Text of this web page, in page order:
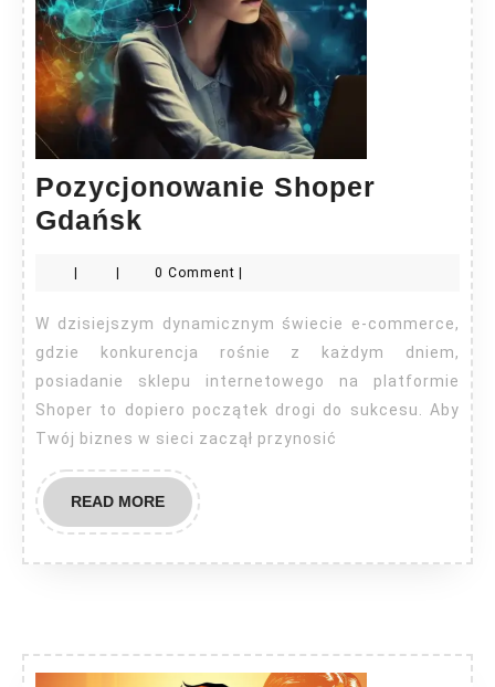
Pozycjonowanie Shoper
Gdańsk
Gdańsk
| | 0 Comment |
W dzisiejszym dynamicznym świecie e-commerce,
gdzie konkurencja rośnie z każdym dniem,
posiadanie sklepu internetowego na platformie
Shoper to dopiero początek drogi do sukcesu. Aby
Twój biznes w sieci zaczął przynosić
READ MOREREAD
MORE